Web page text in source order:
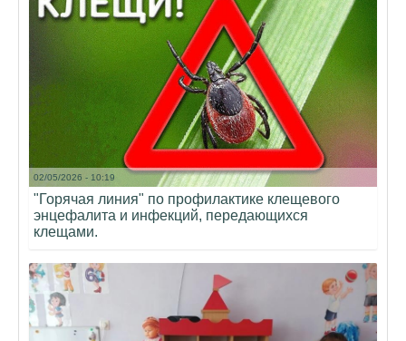
02/05/2026 - 10:19
"Горячая линия" по профилактике клещевого
энцефалита и инфекций, передающихся
клещами.